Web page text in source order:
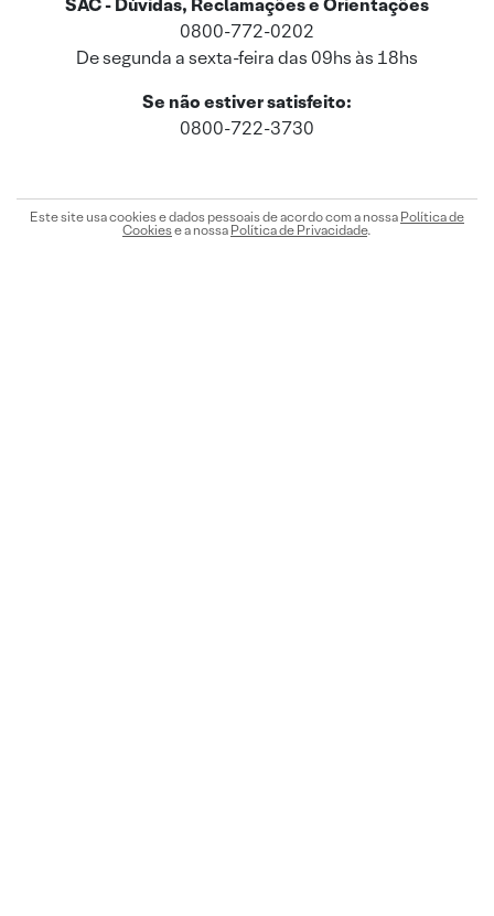
SAC - Dúvidas, Reclamações e Orientações
0800-772-0202
De segunda a sexta-feira das 09hs às 18hs
Se não estiver satisfeito:
0800-722-3730
Este site usa cookies e dados pessoais de acordo com a nossa Política de
Cookiese a nossa Política de Privacidade.